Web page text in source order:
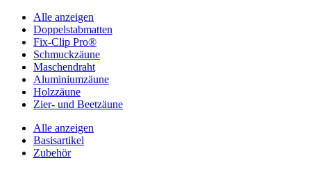
Alle anzeigen
Doppelstabmatten
Fix-Clip Pro®
Schmuckzäune
Maschendraht
Aluminiumzäune
Holzzäune
Zier- und Beetzäune
Alle anzeigen
Basisartikel
Zubehör